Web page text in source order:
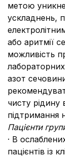
метою
ускладнень,
або аритмії
можливість
азот
чисту рідину
підтримання
Пацієнти
· В
пацієнтів із